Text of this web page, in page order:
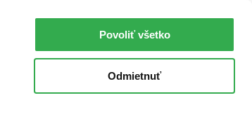
Povoliť všetko
Odmietnuť